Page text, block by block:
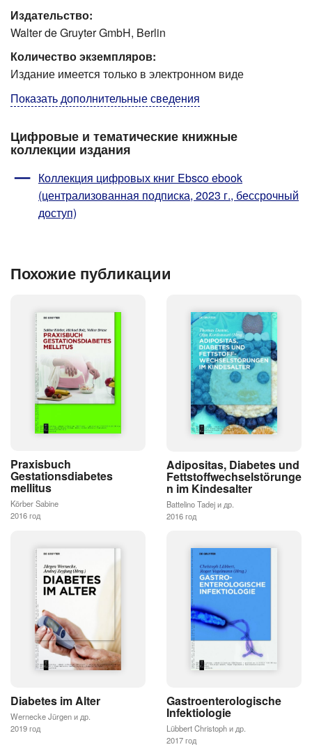
Издательство:
Walter de Gruyter GmbH, Berlin
Количество экземпляров:
Издание имеется только в электронном виде
Показать дополнительные сведения
Цифровые и тематические книжные
коллекции издания
Коллекция цифровых книг Ebsco ebook
(централизованная подписка, 2023 г., бессрочный
доступ)
Похожие публикации
Praxisbuch
Gestationsdiabetes
mellitus
Körber Sabine
2016 год
Adipositas, Diabetes und
Fettstoffwechselstörunge
n im Kindesalter
Battelino Tadej и др.
2016 год
Diabetes im Alter
Wernecke Jürgen и др.
2019 год
Gastroenterologische
Infektiologie
Lübbert Christoph и др.
2017 год